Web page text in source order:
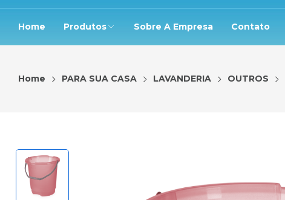
Home Produtos Sobre A Empresa Contato
Home PARA SUA CASA LAVANDERIA OUTROS